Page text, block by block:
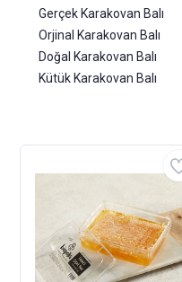
Gerçek Karakovan Balı
Orjinal Karakovan Balı
Doğal Karakovan Balı
Kütük Karakovan Balı